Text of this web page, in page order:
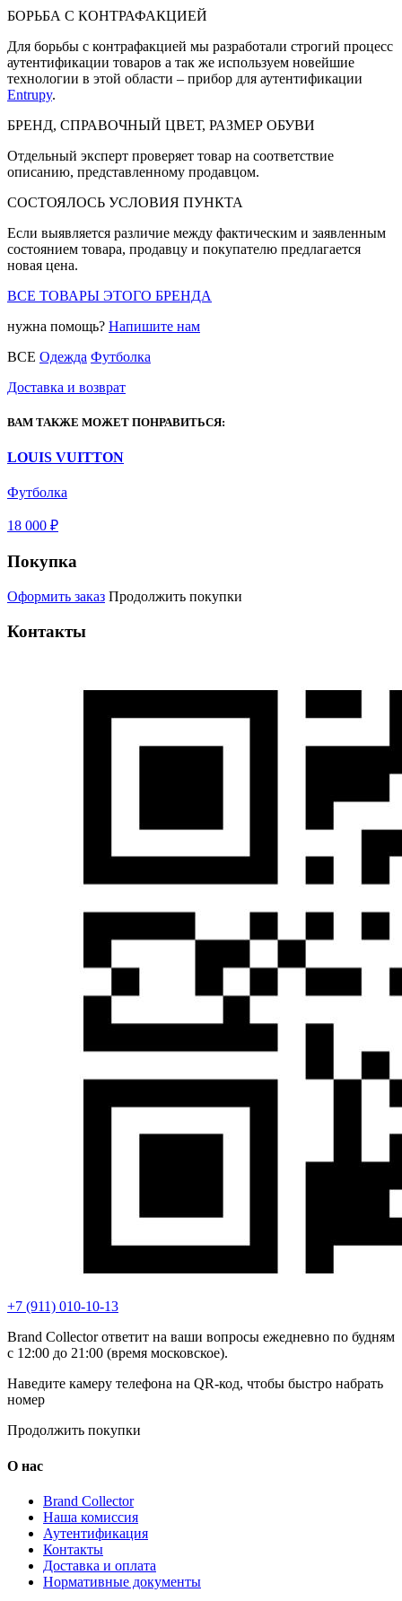
БОРЬБА С КОНТРАФАКЦИЕЙ
Для борьбы с контрафакцией мы разработали строгий процесс
аутентификации товаров а так же используем новейшие
технологии в этой области – прибор для аутентификации
Entrupy.
БРЕНД, СПРАВОЧНЫЙ ЦВЕТ, РАЗМЕР ОБУВИ
Отдельный эксперт проверяет товар на соответствие
описанию, представленному продавцом.
СОСТОЯЛОСЬ УСЛОВИЯ ПУНКТА
Если выявляется различие между фактическим и заявленным
состоянием товара, продавцу и покупателю предлагается
новая цена.
ВСЕ ТОВАРЫ ЭТОГО БРЕНДА
нужна помощь? Напишите нам
ВСЕ Одежда Футболка
Доставка и возврат
ВАМ ТАКЖЕ МОЖЕТ ПОНРАВИТЬСЯ:
LOUIS VUITTON
Футболка
18 000 ₽
Покупка
Оформить заказ Продолжить покупки
Контакты
+7 (911) 010-10-13
Brand Collector ответит на ваши вопросы ежедневно по будням
с 12:00 до 21:00 (время московское).
Наведите камеру телефона на QR-код, чтобы быстро набрать
номер
Продолжить покупки
О нас
Brand Collector
Наша комиссия
Аутентификация
Контакты
Доставка и оплата
Нормативные документы